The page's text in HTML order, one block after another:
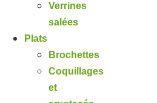
Verrines
salées
Plats
Brochettes
Coquillages
et